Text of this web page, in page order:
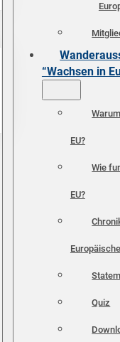
“Wachsen in
EU?
Wie
EU?
Quiz